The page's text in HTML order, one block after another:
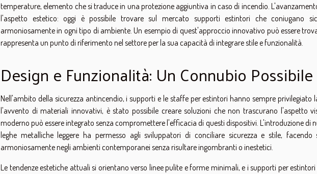
temperature, elemento che si traduce in una protezione aggiuntiva in caso di incendio.
l'aspetto estetico: oggi è possibile trovare sul mercato supporti estintori che coniugano
armoniosamente in ogni tipo di ambiente. Un esempio di quest'approccio innovativo può essere
rappresenta un punto di riferimento nel settore per la sua capacità di integrare stile e funzionalità.
Design e Funzionalità: Un Connubio Possibile
Nell'ambito della sicurezza antincendio, i supporti e le staffe per estintori hanno sempre privilegiato
l'avvento di materiali innovativi, è stato possibile creare soluzioni che non trascurano l'aspetto
moderno può essere integrato senza compromettere l'efficacia di questi dispositivi. L'introduzione di
leghe metalliche leggere ha permesso agli sviluppatori di conciliare sicurezza e stile,
armoniosamente negli ambienti contemporanei senza risultare ingombranti o inestetici.
Le tendenze estetiche attuali si orientano verso linee pulite e forme minimali, e i supporti per